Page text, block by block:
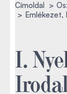
Címoldal
Emlékezet,
I.